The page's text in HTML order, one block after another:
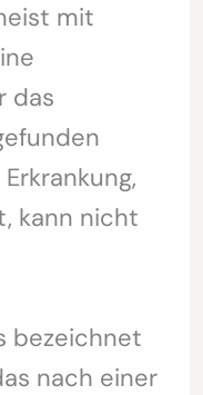
mit
das
kann nicht
bezeichnet
nach einer